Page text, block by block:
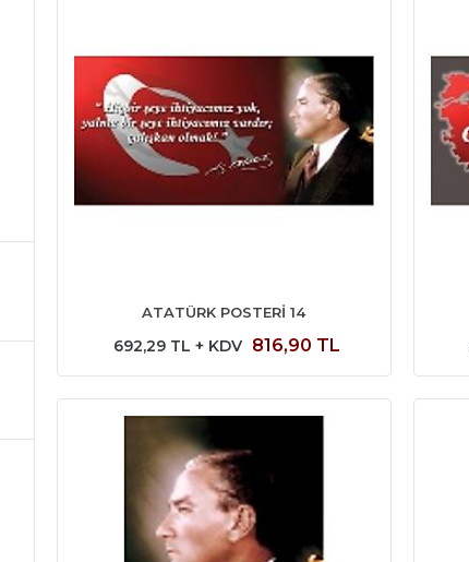
ATATÜRK POSTERİ 14
692,29 TL + KDV 816,90 TL